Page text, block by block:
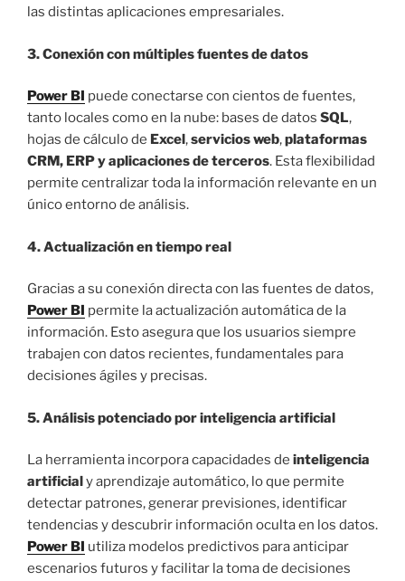
las distintas aplicaciones empresariales.
3. Conexión con múltiples fuentes de datos
Power BI puede conectarse con cientos de fuentes,
tanto locales como en la nube: bases de datos SQL,
hojas de cálculo de Excel ,servicios web,plataformas
CRM, ERP y aplicaciones de terceros. Esta flexibilidad
permite centralizar toda la información relevante en un
único entorno de análisis.
4. Actualización en tiempo real
Gracias a su conexión directa con las fuentes de datos,
Power BI permite la actualización automática de la
información. Esto asegura que los usuarios siempre
trabajen con datos recientes, fundamentales para
decisiones ágiles y precisas.
5. Análisis potenciado por inteligencia artificial
La herramienta incorpora capacidades de inteligencia
artificial y aprendizaje automático, lo que permite
detectar patrones, generar previsiones, identificar
tendencias y descubrir información oculta en los datos.
Power BI utiliza modelos predictivos para anticipar
escenarios futuros y facilitar la toma de decisiones